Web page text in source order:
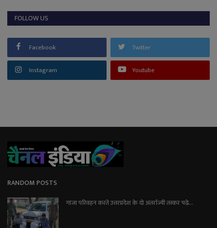
FOLLOW US
Facebook Twitter
Instagram Youtube
RANDOM POSTS
गांजा परिवहन करते उत्तरप्रदेश के दो अंतर्राज्यी तस्कर चढ़े...